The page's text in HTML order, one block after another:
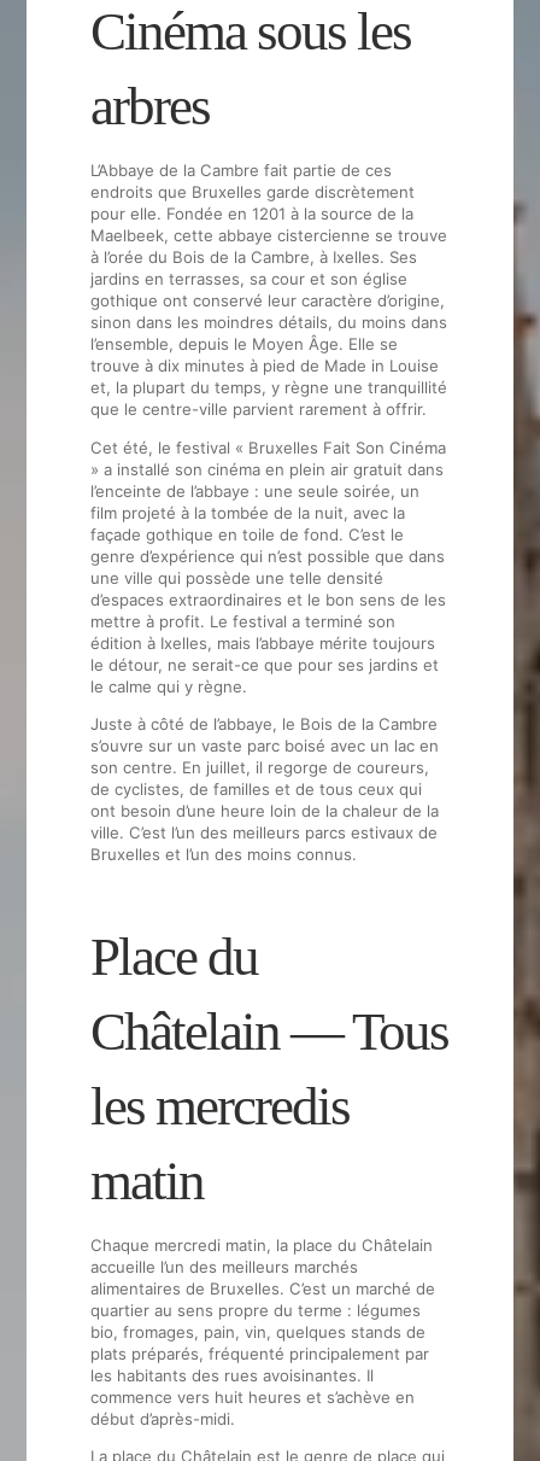
Cinéma sous les
arbres
L’Abbaye de la Cambre fait partie de ces
endroits que Bruxelles garde discrètement
pour elle. Fondée en 1201 à la source de la
Maelbeek, cette abbaye cistercienne se trouve
à l’orée du Bois de la Cambre, à Ixelles. Ses
jardins en terrasses, sa cour et son église
gothique ont conservé leur caractère d’origine,
sinon dans les moindres détails, du moins dans
l’ensemble, depuis le Moyen Âge. Elle se
trouve à dix minutes à pied de Made in Louise
et, la plupart du temps, y règne une tranquillité
que le centre-ville parvient rarement à offrir.
Cet été, le festival « Bruxelles Fait Son Cinéma
» a installé son cinéma en plein air gratuit dans
l’enceinte de l’abbaye : une seule soirée, un
film projeté à la tombée de la nuit, avec la
façade gothique en toile de fond. C’est le
genre d’expérience qui n’est possible que dans
une ville qui possède une telle densité
d’espaces extraordinaires et le bon sens de les
mettre à profit. Le festival a terminé son
édition à Ixelles, mais l’abbaye mérite toujours
le détour, ne serait-ce que pour ses jardins et
le calme qui y règne.
Juste à côté de l’abbaye, le Bois de la Cambre
s’ouvre sur un vaste parc boisé avec un lac en
son centre. En juillet, il regorge de coureurs,
de cyclistes, de familles et de tous ceux qui
ont besoin d’une heure loin de la chaleur de la
ville. C’est l’un des meilleurs parcs estivaux de
Bruxelles et l’un des moins connus.
Place du
Châtelain — Tous
les mercredis
matin
Chaque mercredi matin, la place du Châtelain
accueille l’un des meilleurs marchés
alimentaires de Bruxelles. C’est un marché de
quartier au sens propre du terme : légumes
bio, fromages, pain, vin, quelques stands de
plats préparés, fréquenté principalement par
les habitants des rues avoisinantes. Il
commence vers huit heures et s’achève en
début d’après-midi.
La place du Châtelain est le genre de place qui